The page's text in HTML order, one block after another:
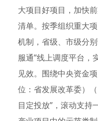
大项目好项目，加快
清单。按季组织重大
机制，省级、市级分
服通”线上调度平台，
见效。围绕中央资金
位：省发展改革委）
目定投放”，滚动支